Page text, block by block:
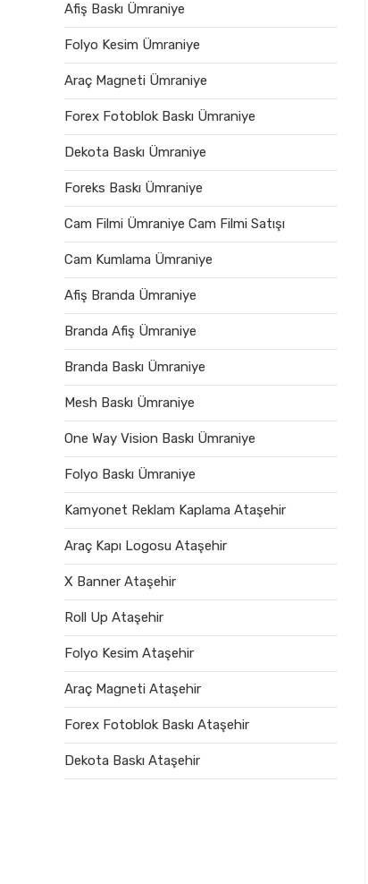
Afiş Baskı Ümraniye
Folyo Kesim Ümraniye
Araç Magneti Ümraniye
Forex Fotoblok Baskı Ümraniye
Dekota Baskı Ümraniye
Foreks Baskı Ümraniye
Cam Filmi Ümraniye Cam Filmi Satışı
Cam Kumlama Ümraniye
Afiş Branda Ümraniye
Branda Afiş Ümraniye
Branda Baskı Ümraniye
Mesh Baskı Ümraniye
One Way Vision Baskı Ümraniye
Folyo Baskı Ümraniye
Kamyonet Reklam Kaplama Ataşehir
Araç Kapı Logosu Ataşehir
X Banner Ataşehir
Roll Up Ataşehir
Folyo Kesim Ataşehir
Araç Magneti Ataşehir
Forex Fotoblok Baskı Ataşehir
Dekota Baskı Ataşehir